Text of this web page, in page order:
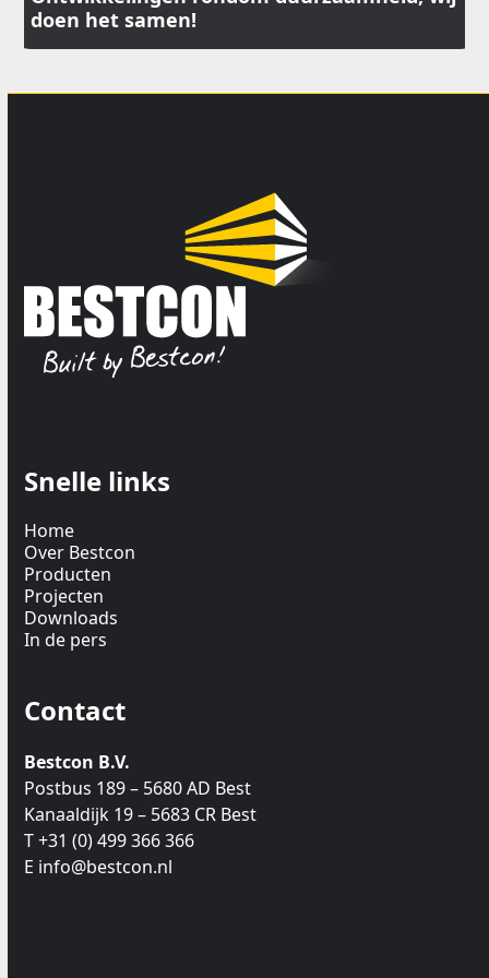
doen het samen!
Snelle links
Home
Over Bestcon
Producten
Projecten
Downloads
In de pers
Contact
Bestcon B.V.
Postbus 189 – 5680 AD Best
Kanaaldijk 19 – 5683 CR Best
T +31 (0) 499 366 366
E info@bestcon.nl